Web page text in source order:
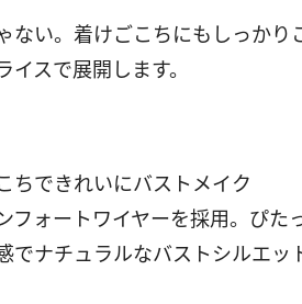
ない。着けごこちにもしっかり
イスで展開します。
ちできれいにバストメイク
フォートワイヤーを採用。ぴ
でナチュラルなバストシルエッ